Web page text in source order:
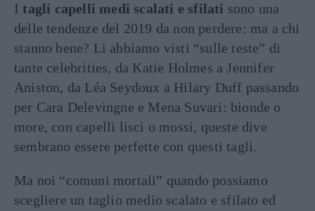
Itagli capelli medi scalati e sfilati sono una
delle tendenze del 2019 da non perdere: ma a chi
stanno bene? Li abbiamo visti “sulle teste” di
tante celebrities, da Katie Holmes a Jennifer
Aniston, da Léa Seydoux a Hilary Duff passando
per Cara Delevingne e Mena Suvari: bionde o
more, con capelli lisci o mossi, queste dive
sembrano essere perfette con questi tagli.
Ma noi “comuni mortali” quando possiamo
scegliere un taglio medio scalato e sfilato ed